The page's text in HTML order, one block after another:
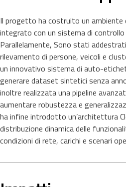
Il progetto ha costruito un ambiente
integrato con un sistema di controllo
Parallelamente, Sono stati
rilevamento di persone, veicoli e
un innovativo sistema di auto-
generare dataset sintetici senza
inoltre realizzata una pipeline
aumentare robustezza e
ha infine introdotto un’architettura
distribuzione dinamica delle
condizioni di rete, carichi e scenari